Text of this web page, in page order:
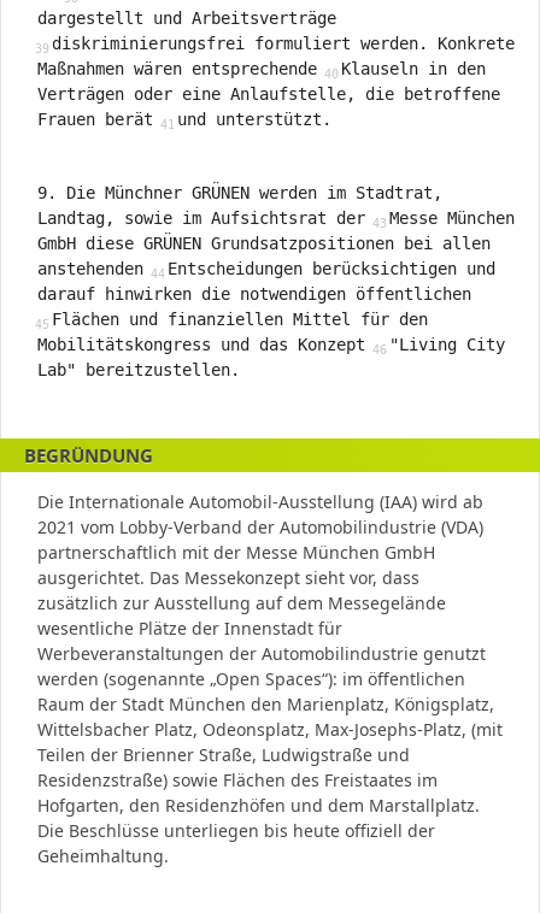
dargestellt und Arbeitsverträge
diskriminierungsfrei formuliert werden. Konkrete
Maßnahmen wären entsprechende
Klauseln in den
Verträgen oder eine Anlaufstelle, die betroffene
Frauen berät
und unterstützt.
9. Die Münchner GRÜNEN werden im Stadtrat,
Landtag, sowie im Aufsichtsrat der
Messe München
GmbH diese GRÜNEN Grundsatzpositionen bei allen
anstehenden
Entscheidungen berücksichtigen und
darauf hinwirken die notwendigen öffentlichen
Flächen und finanziellen Mittel für den
Mobilitätskongress und das Konzept
"Living City
Lab" bereitzustellen.
BEGRÜNDUNG
Die Internationale Automobil-Ausstellung (IAA) wird ab
2021 vom Lobby-Verband der Automobilindustrie (VDA)
partnerschaftlich mit der Messe München GmbH
ausgerichtet. Das Messekonzept sieht vor, dass
zusätzlich zur Ausstellung auf dem Messegelände
wesentliche Plätze der Innenstadt für
Werbeveranstaltungen der Automobilindustrie genutzt
werden (sogenannte „Open Spaces“): im öffentlichen
Raum der Stadt München den Marienplatz, Königsplatz,
Wittelsbacher Platz, Odeonsplatz, Max-Josephs-Platz, (mit
Teilen der Brienner Straße, Ludwigstraße und
Residenzstraße) sowie Flächen des Freistaates im
Hofgarten, den Residenzhöfen und dem Marstallplatz.
Die Beschlüsse unterliegen bis heute offiziell der
Geheimhaltung.